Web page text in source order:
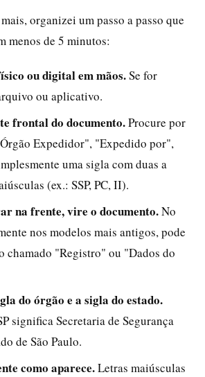
organizei um passo a passo que
menos de 5 minutos:
ou digital em mãos.Se for
ou aplicativo.
frontal do documento.Procure por
Expedidor", "Expedido por",
uma sigla com duas a
(ex.: SSP, PC, II).
na frente, vire o documento.No
nos modelos mais antigos, pode
chamado "Registro" ou "Dados do
do órgão e a sigla do estado.
significa Secretaria de Segurança
de São Paulo.
como aparece.Letras maiúsculas